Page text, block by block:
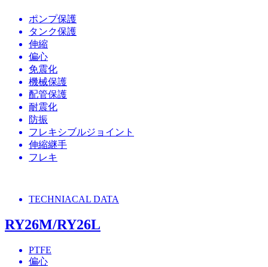
ポンプ保護
タンク保護
伸縮
偏心
免震化
機械保護
配管保護
耐震化
防振
フレキシブルジョイント
伸縮継手
フレキ
TECHNIACAL DATA
RY26M/RY26L
PTFE
偏心